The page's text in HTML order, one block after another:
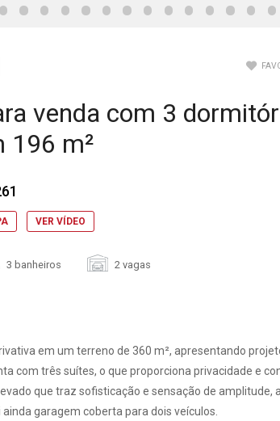
venda com 3
196 m²
VER VÍDEO
3 banheiros 2 vagas
em um terreno de 360 m², apresentando
com três suítes, o que proporciona privacidade e
que traz sofisticação e sensação de amplitude,
garagem coberta para dois veículos.